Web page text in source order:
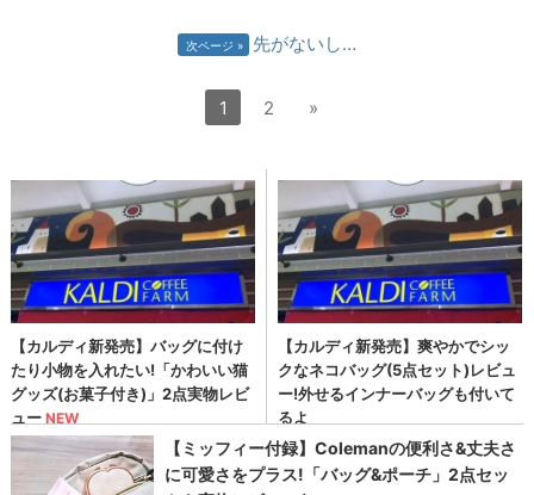
次ページ 先がないし…
1 2 »